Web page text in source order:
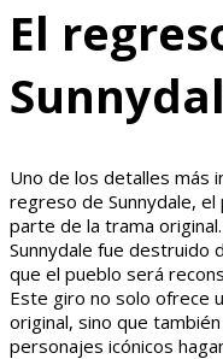
El
Uno de los detalles más
regreso de Sunnydale,
parte de la trama
Sunnydale fue destruido
que el pueblo será
Este giro no solo ofrece
original, sino que
personajes icónicos